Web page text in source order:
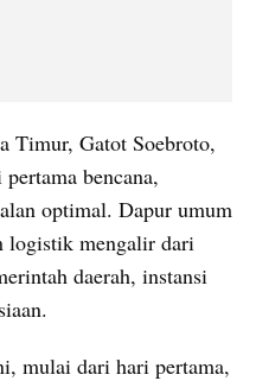
Timur, Gatot Soebroto,
bencana,
optimal. Dapur umum
logistik mengalir dari
daerah, instansi
mulai dari hari pertama,